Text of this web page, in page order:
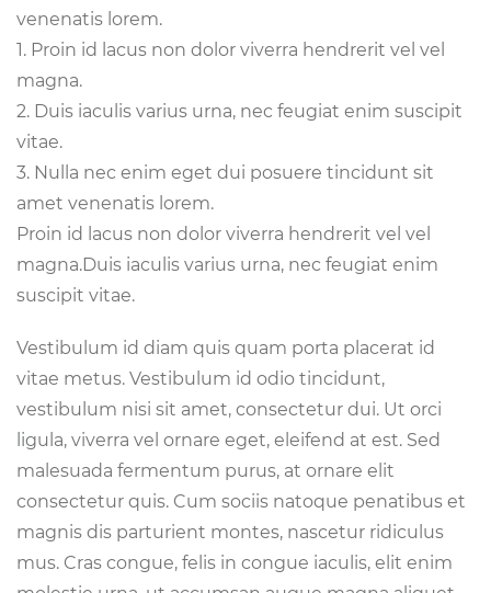
venenatis lorem.
Proin id lacus non dolor viverra hendrerit vel vel
magna.
Duis iaculis varius urna, nec feugiat enim suscipit
vitae.
Nulla nec enim eget dui posuere tincidunt sit
amet venenatis lorem.
Proin id lacus non dolor viverra hendrerit vel vel
magna.Duis iaculis varius urna, nec feugiat enim
suscipit vitae.
Vestibulum id diam quis quam porta placerat id
vitae metus. Vestibulum id odio tincidunt,
vestibulum nisi sit amet, consectetur dui. Ut orci
ligula, viverra vel ornare eget, eleifend at est. Sed
malesuada fermentum purus, at ornare elit
consectetur quis. Cum sociis natoque penatibus et
magnis dis parturient montes, nascetur ridiculus
mus. Cras congue, felis in congue iaculis, elit enim